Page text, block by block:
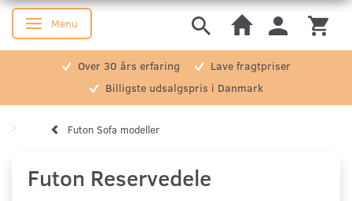
Skifte navigation
Menu
Over 30 års erfaring
Lave fragtpriser
Billigste udsalgspris i Danmark
Futon Sofa modeller
Futon Reservedele